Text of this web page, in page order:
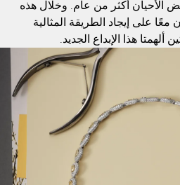
الأحيان أكثر من عام. وخلال هذه
معًا على إيجاد الطريقة المثالية
ألهمتا هذا الإبداع الجديد.